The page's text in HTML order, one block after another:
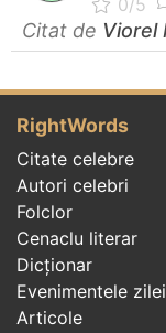
Citat de Viorel
RightWords
Citate celebre
Autori celebri
Folclor
Cenaclu literar
Dicționar
Evenimentele zilei
Articole